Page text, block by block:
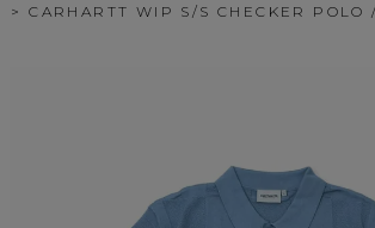
CARHARTT WIP S/S CHECKER POLO